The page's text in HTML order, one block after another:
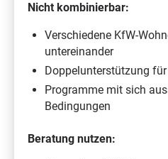
Nicht kombinierbar:
Verschiedene KfW-
untereinander
Doppelunterstützung
Programme mit sich
Bedingungen
Beratung nutzen: